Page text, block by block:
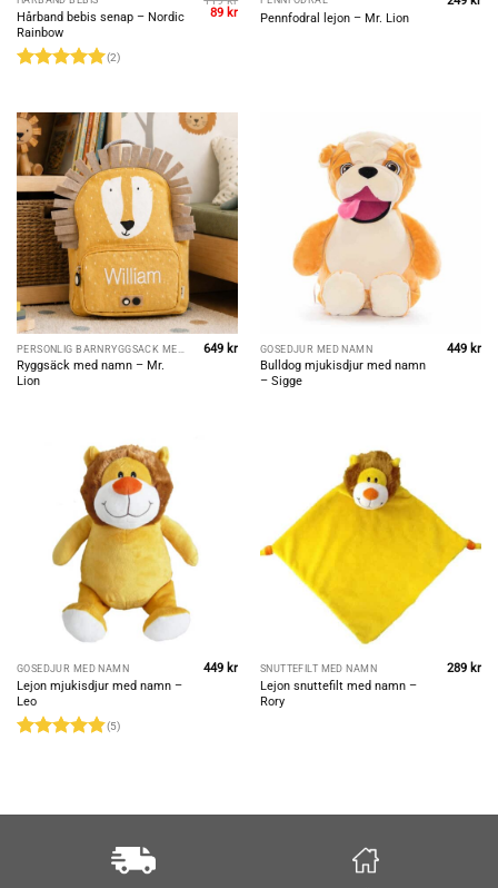
Hårband bebis senap – Nordic
Rainbow
(2)
Det
ursprungliga
89krDet
nuvarande
Pennfodral lejon – Mr. Lion
PERSONLIG BARNRYGGSÄCK MED NAMN
Ryggsäck med namn – Mr.
Lion
649 kr GOSEDJUR MED NAMN
Bulldog mjukisdjur med namn
– Sigge
449 kr
GOSEDJUR MED NAMN
Lejon mjukisdjur med namn –
Leo
(5)
449 kr SNUTTEFILT MED NAMN
Lejon snuttefilt med namn –
Rory
289 kr